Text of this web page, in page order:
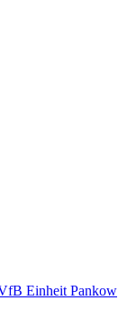
Einheit Pankow